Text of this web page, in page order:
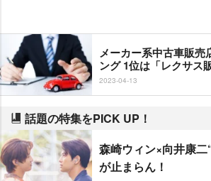
メーカー系中古車販売
ング 1位は「レクサス
2023-04-13
話題の特集をPICK UP！
森崎ウィン×向井康
が止まらん！